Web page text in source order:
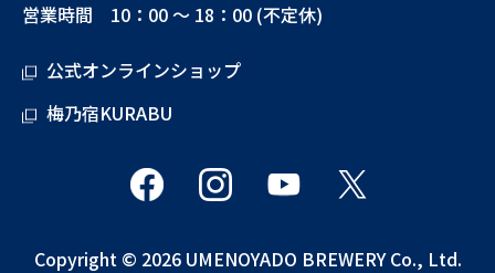
営業時間 10：00 ～ 18：00 (不定休)
公式オンラインショップ
梅乃宿KURABU
Copyright © 2026 UMENOYADO BREWERY Co., Ltd.